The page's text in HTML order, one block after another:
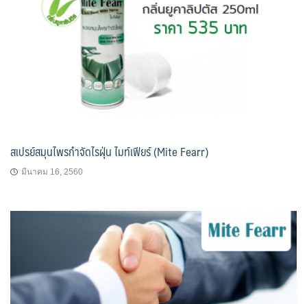
สเปรย์สมุนไพรกำจัดไรฝุ่น ไมท์เฟียร์ (Mite Fearr)
มีนาคม 16, 2560